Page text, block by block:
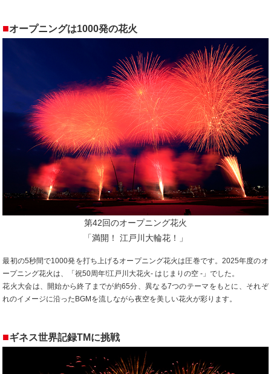
■オープニングは1000発の花火
第42回のオープニング花火
「満開！ 江戸川大輪花！」
最初の5秒間で1000発を打ち上げるオープニング花火は圧巻です。2025年度のオ
ープニング花火は、「祝50周年!江戸川大花火- はじまりの空 -」でした。
花火大会は、開始から終了までが約65分、異なる7つのテーマをもとに、それぞ
れのイメージに沿ったBGMを流しながら夜空を美しい花火が彩ります。
■ギネス世界記録TMに挑戦